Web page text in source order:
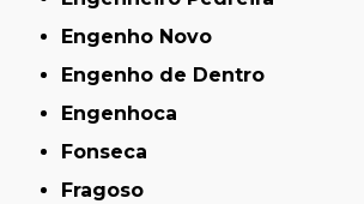
Engenho Novo
Engenho de Dentro
Engenhoca
Fonseca
Fragoso